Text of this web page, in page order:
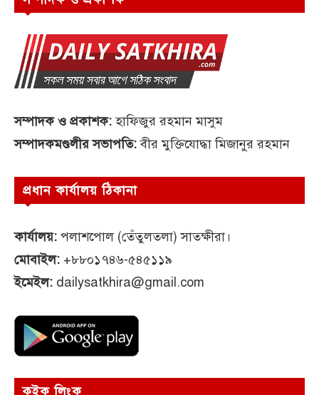
সম্পাদক ও প্রকাশক:হাফিজুর রহমান মাসুম
সম্পাদকমণ্ডলীর সভাপতি:বীর মুক্তিযোদ্ধা মিজানুর রহমান
প্রধান কার্যালয় ঠিকানা
কার্যালয়: পলাশপোল (তেঁতুলতলা) সাতক্ষীরা।
মোবাইল: +৮৮০১৭৪৬-৫৪৫১১৯
ইমেইল: dailysatkhira@gmail.com
কুইক লিংক